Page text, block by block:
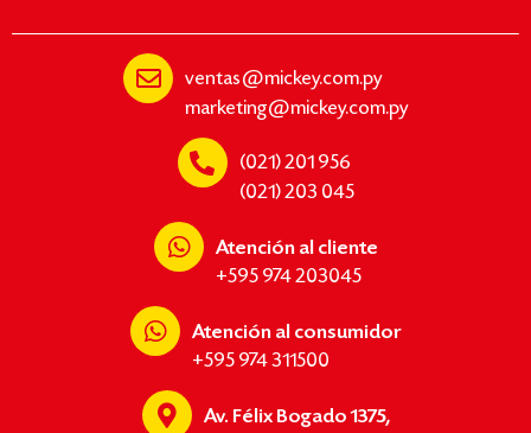
ventas@mickey.com.py
marketing@mickey.com.py
(021) 201 956
(021) 203 045
Atención al cliente
+595 974 203045
Atención al consumidor
+595 974 311500
Av. Félix Bogado 1375,